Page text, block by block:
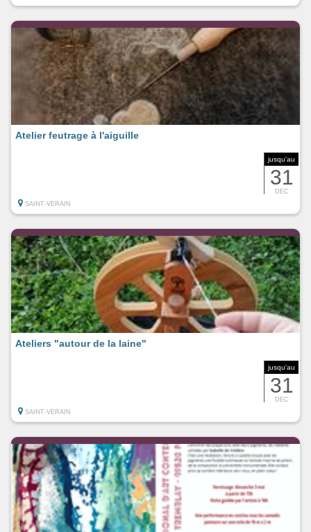
jusqu'au
31
DEC
Atelier feutrage à l'aiguille
SAINT-VERAIN
jusqu'au
31
DEC
Ateliers "autour de la laine"
SAINT-VERAIN